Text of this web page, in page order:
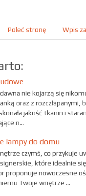
Poleć stronę Wpis
nie kojarzą się
oraz z rozczłapanymi,
jakość tkanin i
n...
lampy do domu
czymś, co przykuje
które idealnie
proponuje nowoczesne
Twoje wnętrze ...